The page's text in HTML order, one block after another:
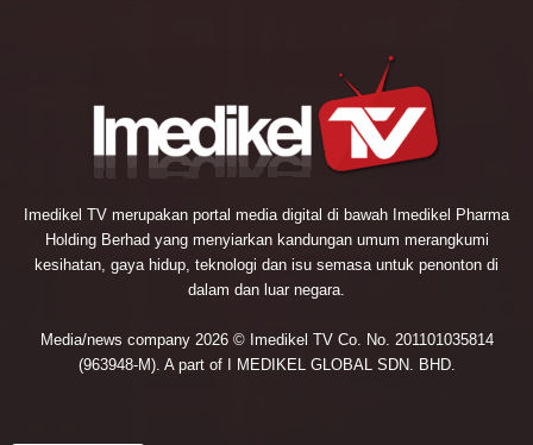
Imedikel TV merupakan portal media digital di bawah Imedikel Pharma
Holding Berhad yang menyiarkan kandungan umum merangkumi
kesihatan, gaya hidup, teknologi dan isu semasa untuk penonton di
dalam dan luar negara.
Media/news company 2026 © Imedikel TV Co. No. 201101035814
(963948-M). A part of I MEDIKEL GLOBAL SDN. BHD.